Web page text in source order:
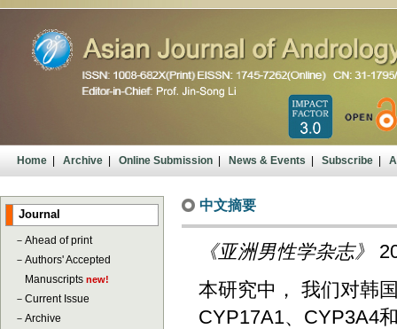
Home| Archive| Online Submission| News & Events| Subscribe|
Journal
－ Ahead of print
－ Authors' Accepted
Manuscripts new!
－ Current Issue
－ Archive
中文摘要
《亚洲男性学杂志》
本研究中， 我们对韩
CYP17A1、CYP3A4